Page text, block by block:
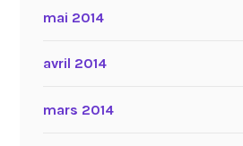
mai 2014
avril 2014
mars 2014